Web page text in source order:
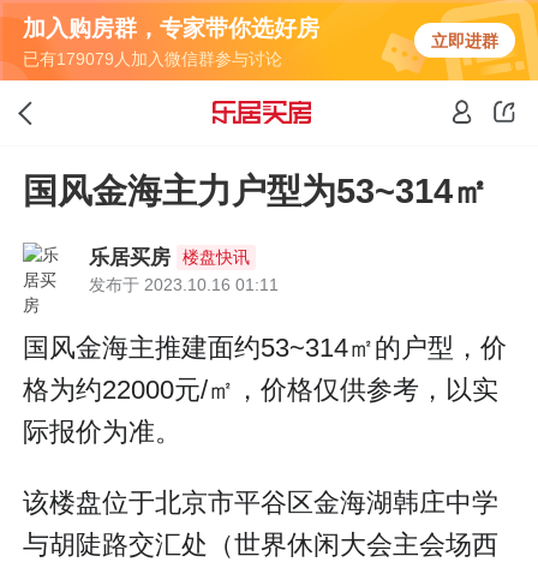
加入购房群，专家带你选好房
已有179079人加入微信群参与讨论
立即进群
国风金海主力户型为53~314㎡
乐居买房
楼盘快讯
发布于 2023.10.16 01:11
国风金海主推建面约53~314㎡的户型，价
格为约22000元/㎡，价格仅供参考，以实
际报价为准。
该楼盘位于北京市平谷区金海湖韩庄中学
与胡陡路交汇处（世界休闲大会主会场西